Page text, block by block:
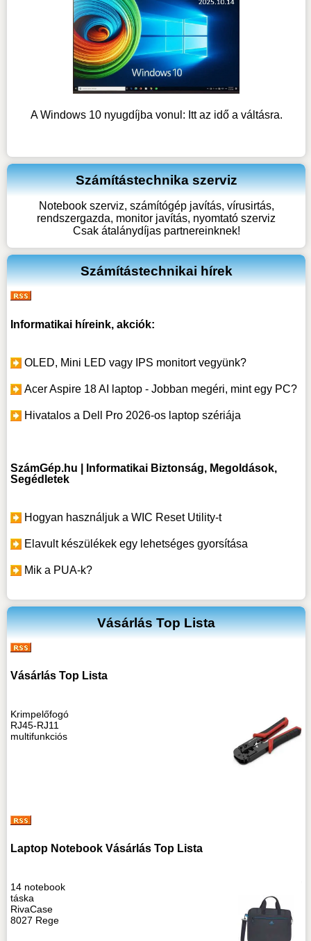
A Windows 10 nyugdíjba vonul: Itt az idő a váltásra.
Számítástechnika szerviz
Notebook szerviz, számítógép javítás, vírusirtás,
rendszergazda, monitor javítás, nyomtató szerviz
Csak átalánydíjas partnereinknek!
Számítástechnikai hírek
Informatikai híreink, akciók:
OLED, Mini LED vagy IPS monitort vegyünk?
Acer Aspire 18 AI laptop - Jobban megéri, mint egy PC?
Hivatalos a Dell Pro 2026-os laptop szériája
SzámGép.hu | Informatikai Biztonság, Megoldások,
Segédletek
Hogyan használjuk a WIC Reset Utility-t
Elavult készülékek egy lehetséges gyorsítása
Mik a PUA-k?
Vásárlás Top Lista
Vásárlás Top Lista
Krimpelőfogó
RJ45-RJ11
multifunkciós
Laptop Notebook Vásárlás Top Lista
14 notebook
táska
RivaCase
8027 Rege